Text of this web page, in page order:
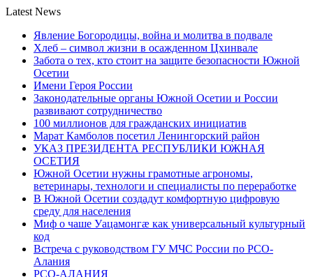
Latest News
Явление Богородицы, война и молитва в подвале
Хлеб – символ жизни в осажденном Цхинвале
Забота о тех, кто стоит на защите безопасности Южной
Осетии
Имени Героя России
Законодательные органы Южной Осетии и России
развивают сотрудничество
100 миллионов для гражданских инициатив
Марат Камболов посетил Ленингорский район
УКАЗ ПРЕЗИДЕНТА РЕСПУБЛИКИ ЮЖНАЯ
ОСЕТИЯ
Южной Осетии нужны грамотные агрономы,
ветеринары, технологи и специалисты по переработке
В Южной Осетии создадут комфортную цифровую
среду для населения
Миф о чаше Уацамонгæ как универсальный культурный
код
Встреча с руководством ГУ МЧС России по РСО-
Алания
РСО-АЛАНИЯ